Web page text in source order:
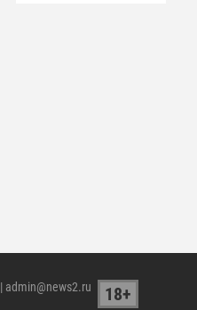
| admin@news2.ru 18+